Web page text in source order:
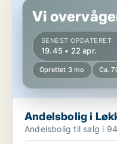
Vi
SENEST OPDATERET
19.45 • 22 apr.
Oprettet 3 mo Ca.
Andelsbolig i